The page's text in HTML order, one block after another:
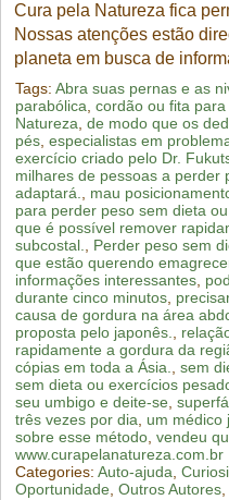
Cura pela Natureza fica
Nossas atenções estão
planeta em busca de
Tags: Abra suas pernas e as
parabólica cordão ou fita
Natureza de modo que os
pés, especialistas em
exercício criado pelo Dr.
milhares de pessoas a perder
adaptará.
mau
para perder peso sem dieta
que é possível remover
subcostal.
Perder peso sem
que estão querendo
informações interessantes,
durante cinco minutos,
causa de gordura na área
proposta pelo japonês.
rapidamente a gordura da
cópias em toda a Ásia.
sem
sem dieta ou exercícios
seu umbigo e deite-se
três vezes por dia
um médico
sobre esse método, vendeu
www.curapelanatureza.com.br
Categories: Auto-ajuda
Oportunidade Outros Autores,